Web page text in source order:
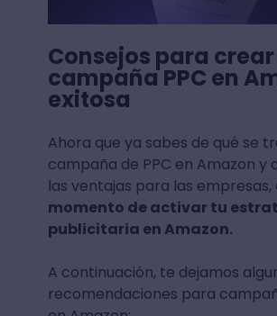
Consejos para
campaña PPC en
exitosa
Ahora que ya sabes de qué se
campaña de PPC en Amazon y
las ventajas para las empresas,
momento de activar tu
publicitaria en Amazon.
A continuación, te dejamos
recomendaciones para